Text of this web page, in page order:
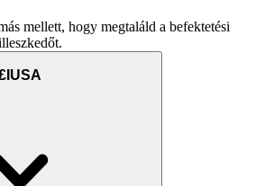
mellett, hogy megtaláld a befektetési